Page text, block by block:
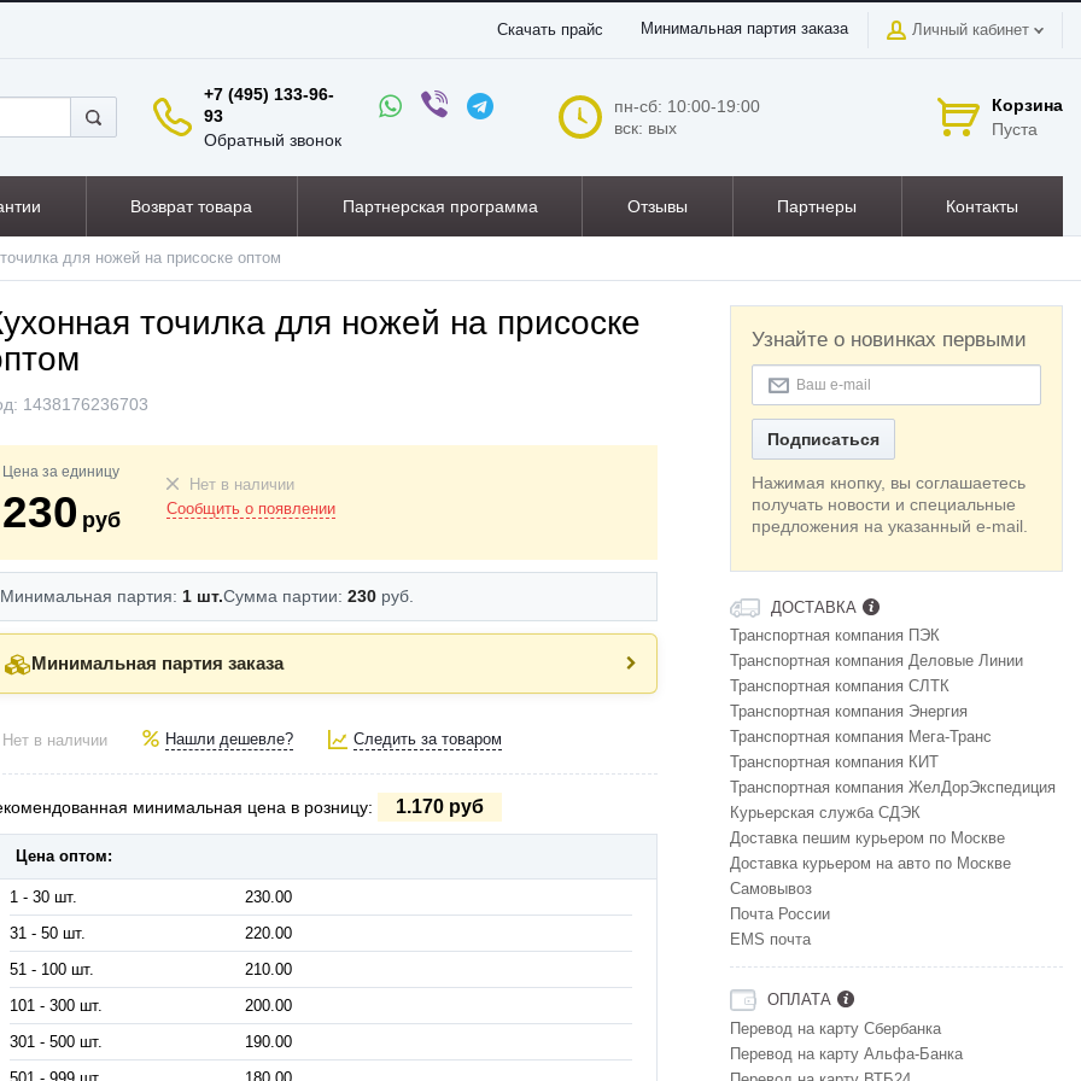
Скачать прайс Минимальная партия заказа Личный кабинет
+7 (495) 133-96-
93
Обратный звонок
пн-сб: 10:00-19:00
вск: вых
Корзина
Пуста
Возврат товара Партнерская программа Отзывы Партнеры Контакты
для ножей на присоске оптом
точилка для ножей на присоске
1438176236703
Цена за единицу
230 руб
Нет в наличии
Сообщить о появлении
Минимальная партия: 1 шт.Сумма партии: 230 руб.
Минимальная партия заказа
Нет в наличии Нашли дешевле? Следить за товаром
минимальная цена в розницу: 1.170 руб
Цена оптом:
1 - 30 шт.
230.00
31 - 50 шт.
220.00
51 - 100 шт.
210.00
101 - 300 шт.
200.00
301 - 500 шт.
190.00
Узнайте о новинках первыми
Подписаться
Нажимая кнопку, вы соглашаетесь
получать новости и специальные
предложения на указанный e-mail.
ДОСТАВКА
Транспортная компания ПЭК
Транспортная компания Деловые Линии
Транспортная компания СЛТК
Транспортная компания Энергия
Транспортная компания Мега-Транс
Транспортная компания КИТ
Транспортная компания ЖелДорЭкспедиция
Курьерская служба СДЭК
Доставка пешим курьером по Москве
Доставка курьером на авто по Москве
Самовывоз
Почта России
EMS почта
ОПЛАТА
Перевод на карту Сбербанка
Перевод на карту Альфа-Банка